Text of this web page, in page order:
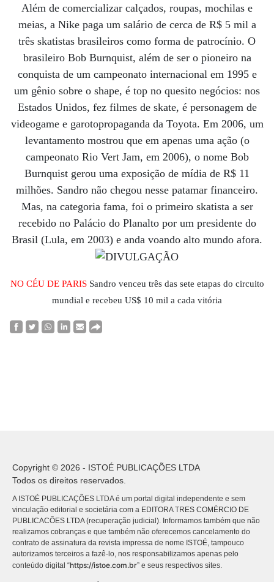
Além de comercializar calçados, roupas, mochilas e
meias, a Nike paga um salário de cerca de R$ 5 mil a
três skatistas brasileiros como forma de patrocínio. O
brasileiro Bob Burnquist, além de ser o pioneiro na
conquista de um campeonato internacional em 1995 e
um gênio sobre o shape, é top no quesito negócios: nos
Estados Unidos, fez filmes de skate, é personagem de
videogame e garotopropaganda da Toyota. Em 2006, um
levantamento mostrou que em apenas uma ação (o
campeonato Rio Vert Jam, em 2006), o nome Bob
Burnquist gerou uma exposição de mídia de R$ 11
milhões. Sandro não chegou nesse patamar financeiro.
Mas, na categoria fama, foi o primeiro skatista a ser
recebido no Palácio do Planalto por um presidente do
Brasil (Lula, em 2003) e anda voando alto mundo afora.
NO CÉU DE PARISSandro venceu três das sete etapas do circuito
mundial e recebeu US$ 10 mil a cada vitória
Copyright © 2026 - ISTOÉ PUBLICAÇÕES LTDA
Todos os direitos reservados.
A ISTOÉ PUBLICAÇÕES LTDA é um portal digital independente e sem
vinculação editorial e societária com a EDITORA TRES COMÉRCIO DE
PUBLICACÕES LTDA (recuperação judicial). Informamos também que não
realizamos cobranças e que também não oferecemos cancelamento do
contrato de assinatura da revista impressa de nome ISTOÉ, tampouco
autorizamos terceiros a fazê-lo, nos responsabilizamos apenas pelo
conteúdo digital “https://istoe.com.br” e seus respectivos sites.